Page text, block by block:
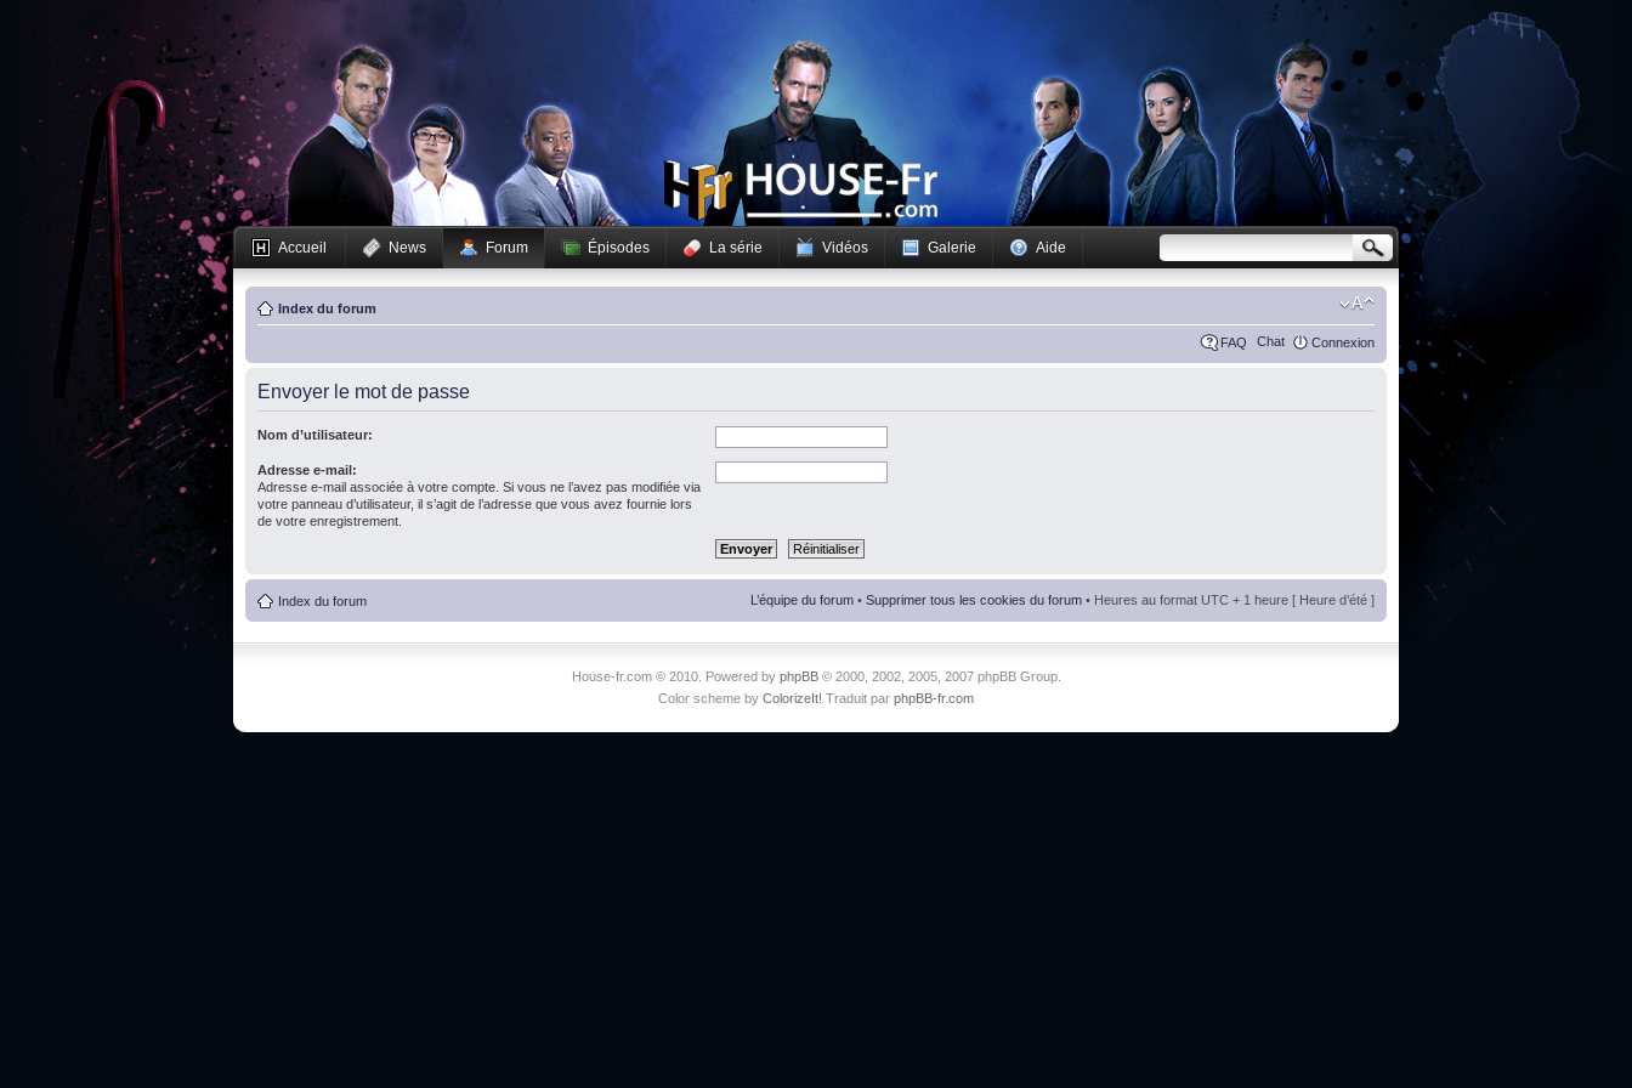
Accueil News Forum Épisodes La série Vidéos Galerie Aide
Index du forum
FAQ Chat Connexion
Envoyer le mot de passe
Nom d’utilisateur:
Adresse e-mail:
Adresse e-mail associée à votre compte. Si vous ne l’avez pas modifiée via
votre panneau d’utilisateur, il s’agit de l’adresse que vous avez fournie lors
de votre enregistrement.
Index du forum L’équipe du forum • Supprimer tous les cookies du forum • Heures au format UTC + 1 heure [ Heure d’été ]
House-fr.com © 2010. Powered by phpBB© 2000, 2002, 2005, 2007 phpBB Group.
Color scheme by ColorizeIt! Traduit par phpBB-fr.com